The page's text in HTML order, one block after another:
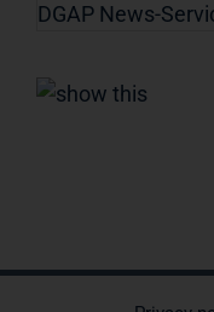
DGAP News-